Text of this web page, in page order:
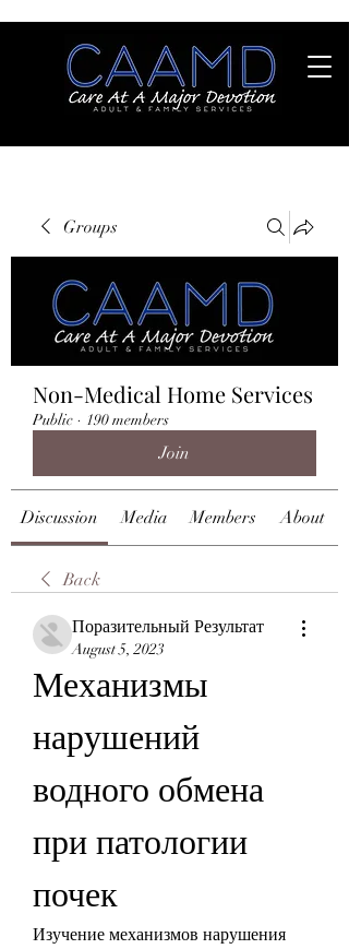
Groups
Non-Medical Home Services
Public · 190 members
Join
Discussion Media Members About
Back
Поразительный Результат
August 5, 2023
Механизмы
нарушений
водного обмена
при патологии
почек
Изучение механизмов нарушения